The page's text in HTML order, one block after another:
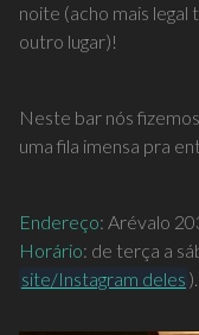
noite (acho mais legal
outro lugar)!
Neste bar nós
uma fila imensa pra
Endereço: Arévalo
Horário: de terça a
site/Instagram deles ).